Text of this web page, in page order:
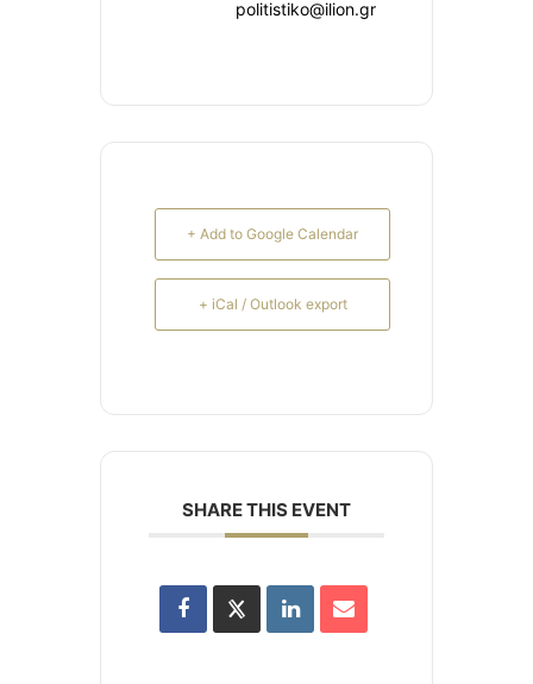
politistiko@ilion.gr
+ Add to Google Calendar
+ iCal / Outlook export
SHARE THIS EVENT